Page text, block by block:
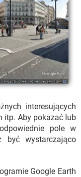
interesujących
itp. Aby pokazać lub
pole w
być wystarczająco
Google Earth